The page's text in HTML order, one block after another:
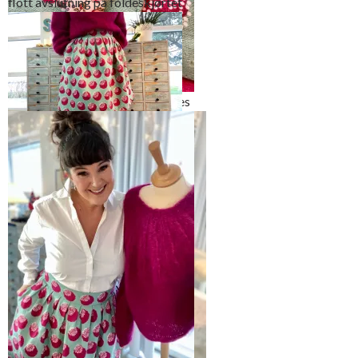
Litt kreativ løsning, men jeg synes
den ble ganske så søt
Falden er så og si usynlig selvom
den er sydd på maskin